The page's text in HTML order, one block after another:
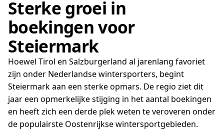
Sterke groei in
boekingen voor
Steiermark
Hoewel Tirol en Salzburgerland al jarenlang favoriet
zijn onder Nederlandse wintersporters, begint
Steiermark aan een sterke opmars. De regio ziet dit
jaar een opmerkelijke stijging in het aantal boekingen
en heeft zich een derde plek weten te veroveren onder
de populairste Oostenrijkse wintersportgebieden.